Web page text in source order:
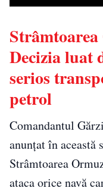
Decizia luat
serios
petrol
Comandantul
anunţat în această
Strâmtoarea
ataca orice navă